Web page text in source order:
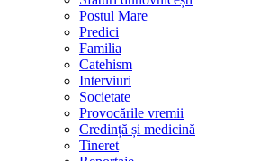
Postul Mare
Predici
Familia
Catehism
Interviuri
Societate
Provocările vremii
Credință și medicină
Tineret